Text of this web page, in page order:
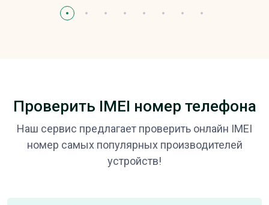
Проверить IMEI номер телефона
Наш сервис предлагает проверить онлайн IMEI
номер самых популярных производителей
устройств!